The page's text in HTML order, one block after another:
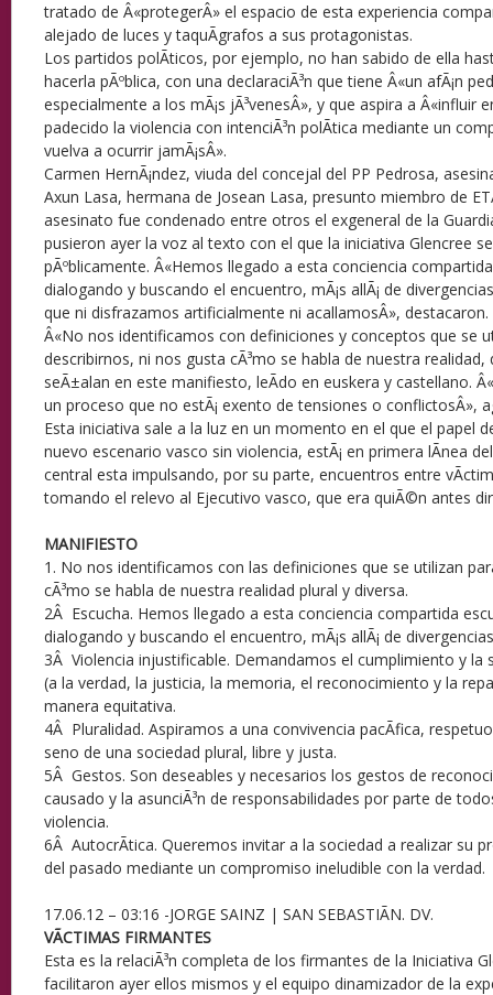
tratado de Â«protegerÂ» el espacio de esta experiencia
alejado de luces y taquÃ­grafos a sus protagonistas.
Los partidos polÃ­ticos, por ejemplo, no han sabido de ella
hacerla pÃºblica, con una declaraciÃ³n que tiene Â«un afÃ¡n
especialmente a los mÃ¡s jÃ³venesÂ», y que aspira a Â«influir
padecido la violencia con intenciÃ³n polÃ­tica mediante un
vuelva a ocurrir jamÃ¡sÂ».
Carmen HernÃ¡ndez, viuda del concejal del PP Pedrosa,
Axun Lasa, hermana de Josean Lasa, presunto miembro de
asesinato fue condenado entre otros el exgeneral de la
pusieron ayer la voz al texto con el que la iniciativa Glencree
pÃºblicamente. Â«Hemos llegado a esta conciencia
dialogando y buscando el encuentro, mÃ¡s allÃ¡ de
que ni disfrazamos artificialmente ni acallamosÂ», destacaron.
Â«No nos identificamos con definiciones y conceptos que se
describirnos, ni nos gusta cÃ³mo se habla de nuestra realidad,
seÃ±alan en este manifiesto, leÃ­do en euskera y castellano.
un proceso que no estÃ¡ exento de tensiones o conflictosÂ»,
Esta iniciativa sale a la luz en un momento en el que el papel
nuevo escenario vasco sin violencia, estÃ¡ en primera lÃ­nea
central esta impulsando, por su parte, encuentros entre
tomando el relevo al Ejecutivo vasco, que era quiÃ©n antes
MANIFIESTO
1. No nos identificamos con las definiciones que se utilizan
cÃ³mo se habla de nuestra realidad plural y diversa.
2Â Escucha. Hemos llegado a esta conciencia compartida
dialogando y buscando el encuentro, mÃ¡s allÃ¡ de
3Â Violencia injustificable. Demandamos el cumplimiento y la
(a la verdad, la justicia, la memoria, el reconocimiento y la
manera equitativa.
4Â Pluralidad. Aspiramos a una convivencia pacÃ­fica,
seno de una sociedad plural, libre y justa.
5Â Gestos. Son deseables y necesarios los gestos de
causado y la asunciÃ³n de responsabilidades por parte de
violencia.
6Â AutocrÃ­tica. Queremos invitar a la sociedad a realizar su
del pasado mediante un compromiso ineludible con la verdad.
17.06.12 – 03:16 -JORGE SAINZ | SAN SEBASTIÃN. DV.
VÃCTIMAS FIRMANTES
Esta es la relaciÃ³n completa de los firmantes de la Iniciativa
facilitaron ayer ellos mismos y el equipo dinamizador de la